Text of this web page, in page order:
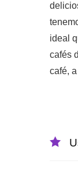
ideal
cafés
café,